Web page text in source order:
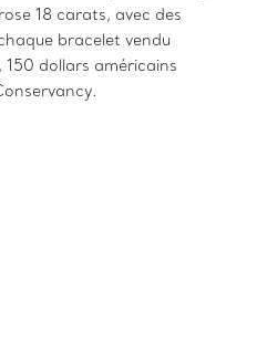
18 carats, avec des
bracelet vendu
150 dollars américains